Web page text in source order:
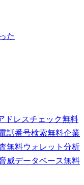
た
ドレスチェック無料
話番号検索無料企業
無料ウォレット分析
威データベース無料